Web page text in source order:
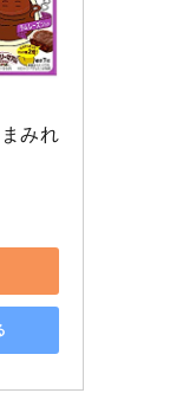
みれ